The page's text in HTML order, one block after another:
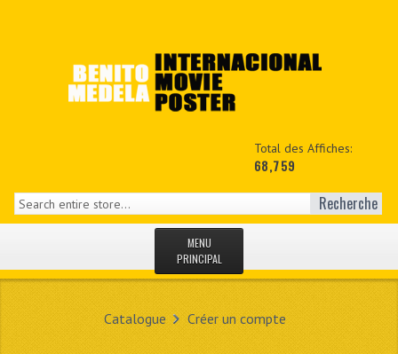
Total des Affiches:
68,759
Recherche
MENU
PRINCIPAL
Catalogue Créer un compte